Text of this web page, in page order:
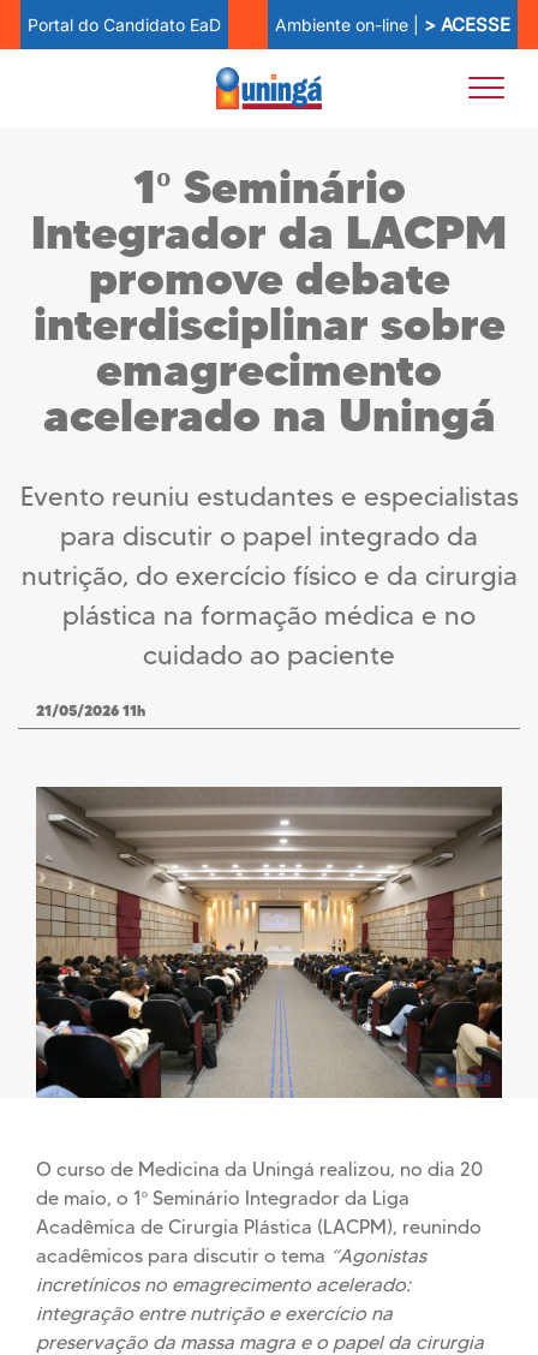
Portal do Candidato EaD Ambiente on-line | > ACESSE
1º Seminário
Integrador da LACPM
promove debate
interdisciplinar sobre
emagrecimento
acelerado na Uningá
Evento reuniu estudantes e especialistas
para discutir o papel integrado da
nutrição, do exercício físico e da cirurgia
plástica na formação médica e no
cuidado ao paciente
21/05/2026 11h
O curso de Medicina da Uningá realizou, no dia 20
de maio, o 1º Seminário Integrador da Liga
Acadêmica de Cirurgia Plástica (LACPM), reunindo
acadêmicos para discutir o tema “Agonistas
incretínicos no emagrecimento acelerado:
integração entre nutrição e exercício na
preservação da massa magra e o papel da cirurgia